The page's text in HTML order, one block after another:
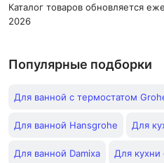
Каталог товаров обновляется
2026
Популярные подборки
Для ванной с термостатом
Для ванной Hansgrohe Для
Для ванной Damixa Для кухни